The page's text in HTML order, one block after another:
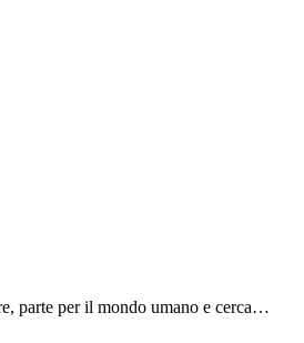
parte per il mondo umano e cerca…